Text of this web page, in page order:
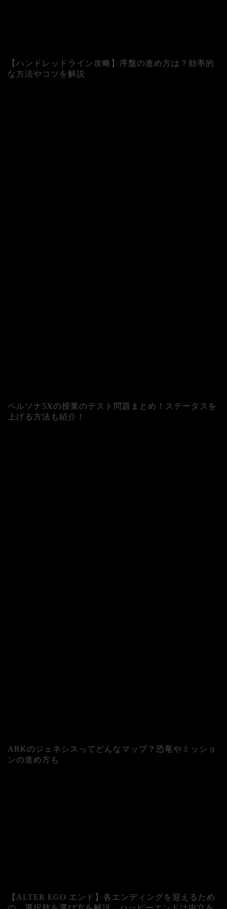
【ハンドレッドライン攻略】序盤の進め方は？効率的
な方法やコツを解説
ペルソナ5Xの授業のテスト問題まとめ！ステータスを
上げる方法も紹介！
ARKのジェネシスってどんなマップ？恐竜やミッショ
ンの進め方も
【ALTER EGO エンド】各エンディングを迎えるため